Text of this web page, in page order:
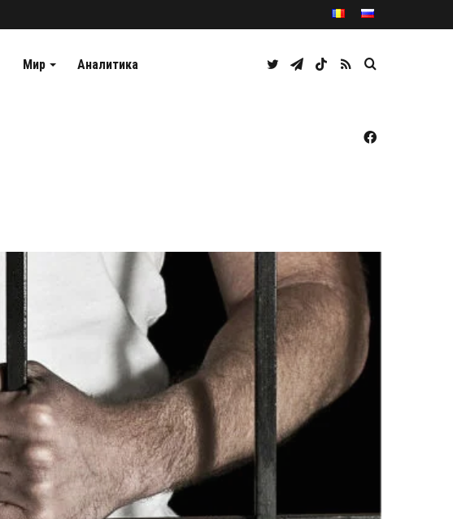
Мир Аналитика Caută
RSS
TikTok
Telegram
Twitter
Facebook